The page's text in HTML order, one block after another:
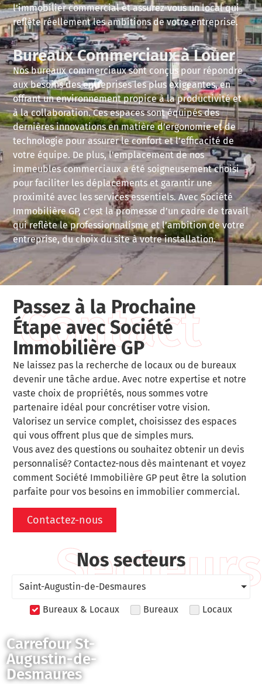
l’immobilier commercial et assurez-vous un local qui
reflète réellement les ambitions de votre entreprise.
Bureaux Commerciaux à Louer
Nos bureaux commerciaux sont conçus pour répondre
aux besoins des entreprises les plus exigeantes, en
offrant un environnement propice à la productivité et
à la collaboration. Ces espaces sont équipés des
dernières innovations en matière d’ergonomie et de
technologie pour assurer le confort et l’efficacité de
votre équipe. De plus, l’emplacement de nos
immeubles commerciaux a été soigneusement choisi
pour faciliter les déplacements et garantir une
proximité avec les services essentiels. Avec Société
Immobilière GP, c’est la promesse d’un cadre de travail
qui reflète le professionnalisme et l’ambition de votre
entreprise, du choix du site à votre installation.
Contact
Passez à la Prochaine
Étape avec Société
Immobilière GP
Ne laissez pas la recherche de locaux ou de bureaux
devenir une tâche ardue. Avec notre expertise et notre
vaste choix de propriétés, nous sommes votre
partenaire idéal pour concrétiser votre vision.
Valorisez un service complet, choisissez des espaces
qui vous offrent plus que de simples murs.
Vous avez des questions ou souhaitez obtenir un devis
personnalisé? Contactez-nous dès maintenant et voyez
comment Société Immobilière GP peut être la solution
parfaite pour vos besoins en immobilier commercial.
Contactez-nous
Secteurs
Nos secteurs
Saint-Augustin-de-Desmaures
Bureaux & Locaux Bureaux Locaux
Carrefour St-
Augustin-de-
Desmaures